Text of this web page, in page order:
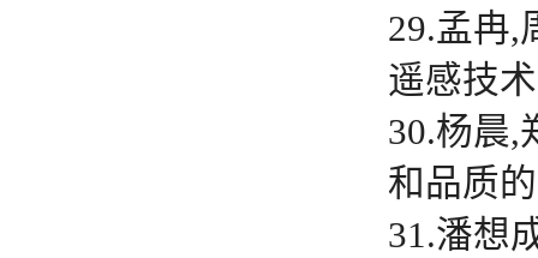
29.孟冉,
遥感技
30.杨晨,
和品质
31.潘想